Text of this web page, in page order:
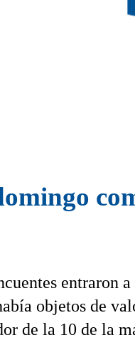
entraron
objetos de
de la 10 de la